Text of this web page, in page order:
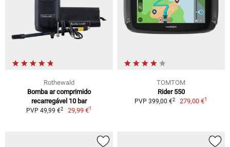
Rothewald
Bomba ar comprimido
recarregável 10 bar
PVP 49,99 €2 29,99 €1
TOMTOM
Rider 550
PVP 399,00 €2 279,00 €1